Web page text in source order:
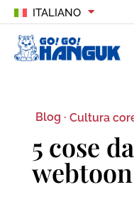
ITALIANO
Blog · Cultura
5 cose